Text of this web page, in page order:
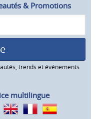
& Promotions
trends et événements
multilingue